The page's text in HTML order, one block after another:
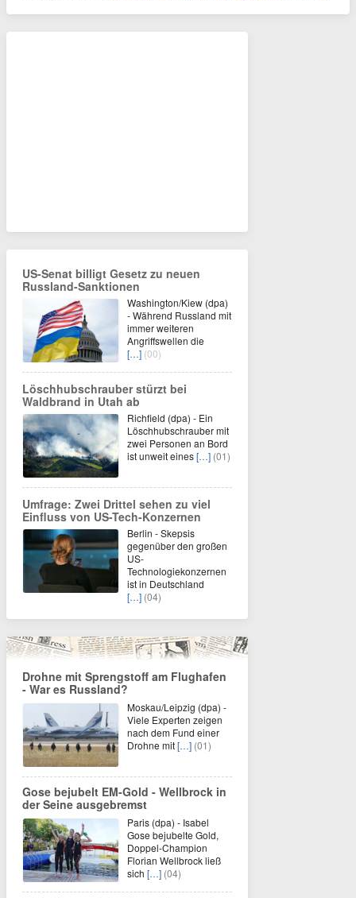
US-Senat billigt Gesetz zu neuen
Russland-Sanktionen
Washington/Kiew (dpa)
- Während Russland mit
immer weiteren
Angriffswellen die
[…] (00)
Löschhubschrauber stürzt bei
Waldbrand in Utah ab
Richfield (dpa) - Ein
Löschhubschrauber mit
zwei Personen an Bord
ist unweit eines[…] (01)
Umfrage: Zwei Drittel sehen zu viel
Einfluss von US-Tech-Konzernen
Berlin - Skepsis
gegenüber den großen
US-
Technologiekonzernen
ist in Deutschland
[…] (04)
Drohne mit Sprengstoff am Flughafen
- War es Russland?
Moskau/Leipzig (dpa) -
Viele Experten zeigen
nach dem Fund einer
Drohne mit[…] (01)
Gose bejubelt EM-Gold - Wellbrock in
der Seine ausgebremst
Paris (dpa) - Isabel
Gose bejubelte Gold,
Doppel-Champion
Florian Wellbrock ließ
sich […] (04)